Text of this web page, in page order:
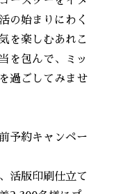
の始まりにわく
を楽しむあれこ
を包んで、ミッ
過ごしてみませ
予約キャンペー
活版印刷仕立て